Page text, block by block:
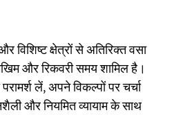
विशिष्ट क्षेत्रों से अतिरिक्त वसा
और रिकवरी समय शामिल है।
लें, अपने विकल्पों पर चर्चा
और नियमित व्यायाम के साथ